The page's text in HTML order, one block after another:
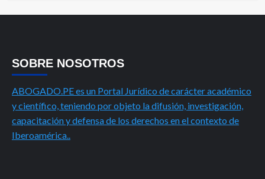
SOBRE NOSOTROS
ABOGADO.PE es un Portal Jurídico de carácter académico
y científico, teniendo por objeto la difusión, investigación,
capacitación y defensa de los derechos en el contexto de
Iberoamérica..